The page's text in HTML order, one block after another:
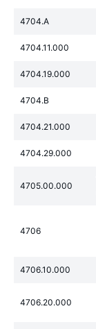
4704.A
4704.11.000
4704.19.000
4704.B
4704.21.000
4704.29.000
4705.00.000
4706
4706.10.000
4706.20.000